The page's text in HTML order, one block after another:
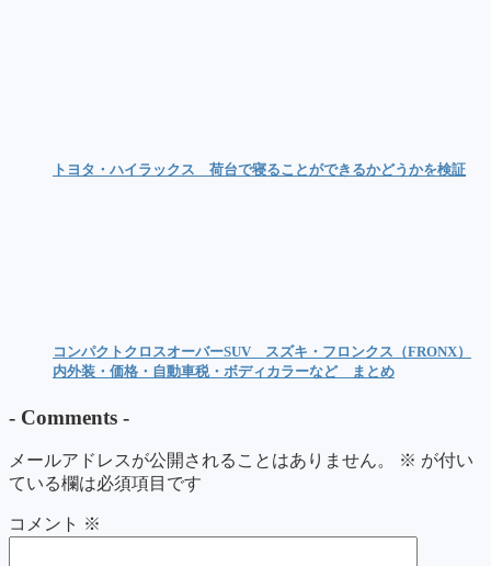
トヨタ・ハイラックス 荷台で寝ることができるかどうかを検証
コンパクトクロスオーバーSUV スズキ・フロンクス（FRONX）
内外装・価格・自動車税・ボディカラーなど まとめ
- Comments -
メールアドレスが公開されることはありません。 ※ が付い
ている欄は必須項目です
コメント ※